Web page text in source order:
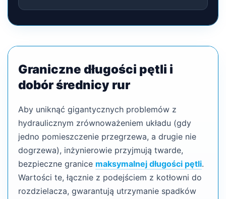
Graniczne długości pętli i
dobór średnicy rur
Aby uniknąć gigantycznych problemów z
hydraulicznym zrównoważeniem układu (gdy
jedno pomieszczenie przegrzewa, a drugie nie
dogrzewa), inżynierowie przyjmują twarde,
bezpieczne granice maksymalnej długości pętli.
Wartości te, łącznie z podejściem z kotłowni do
rozdzielacza, gwarantują utrzymanie spadków